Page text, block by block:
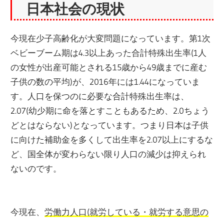
日本社会の現状
今現在少子高齢化が大変問題になっています。第1次
ベビーブーム期は4.3以上あった合計特殊出生率(1人
の女性が出産可能とされる15歳から49歳までに産む
子供の数の平均)が、2016年には1.44になっていま
す。人口を保つのに必要な合計特殊出生率は、
2.07(幼少期に命を落とすこともあるため、2.0ちょう
どとはならない)となっています。つまり日本は子供
に向けた補助金を多くして出生率を2.07以上にするな
ど、国全体が変わらない限り人口の減少は抑えられ
ないのです。
今現在、労働力人口(就労している・就労する意思の